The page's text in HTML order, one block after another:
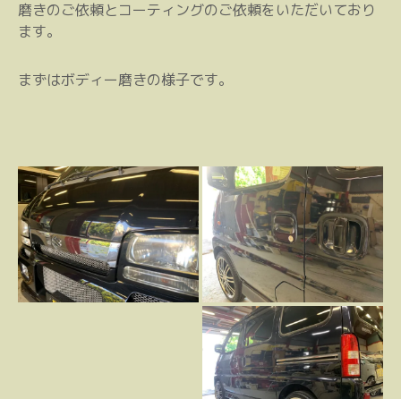
磨きのご依頼とコーティングのご依頼をいただいており
ます。
まずはボディー磨きの様子です。